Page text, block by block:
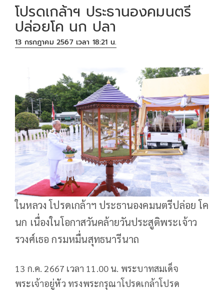
โปรดเกล้าฯ ประธานองคมนตรี
ปล่อยโค นก ปลา
13 กรกฎาคม 2567 เวลา 18:21 น.
ในหลวง โปรดเกล้าฯ ประธานองคมนตรีปล่อย โค
นก เนื่องในโอกาสวันคล้ายวันประสูติพระเจ้าว
รวงศ์เธอ กรมหมื่นสุทธนารีนาถ
13 ก.ค. 2667 เวลา 11.00 น. พระบาทสมเด็จ
พระเจ้าอยู่หัว ทรงพระกรุณาโปรดเกล้าโปรด